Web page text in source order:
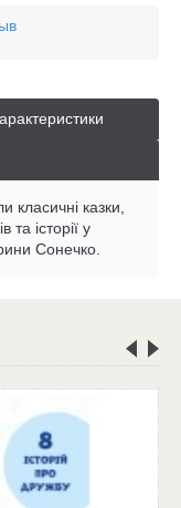
класичні казки,
історії у
Сонечко.